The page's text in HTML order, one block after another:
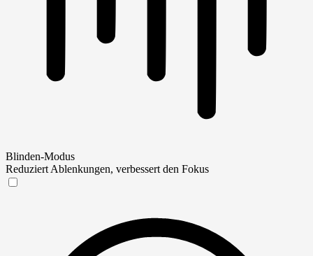
Blinden-Modus
Reduziert Ablenkungen, verbessert den Fokus